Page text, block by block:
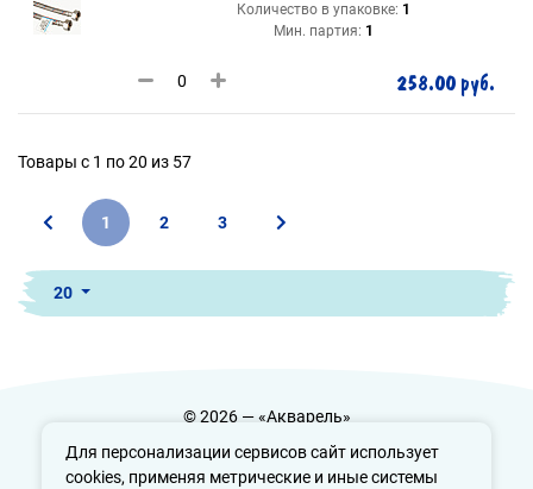
Для персонализации сервисов сайт использует
cookies, применяя метрические и иные системы
Количество в упаковке: 1
Мин. партия: 1
258.00 руб.
Товары с 1 по 20 из 57
1 2 3
20
© 2026 — «Акварель»
Политика конфиденциальности